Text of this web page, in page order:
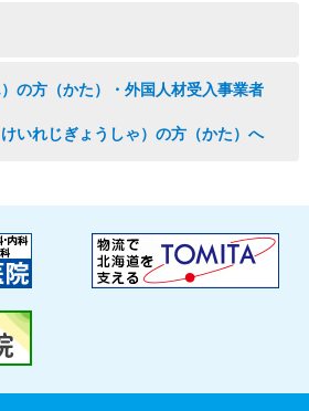
の方（かた）・外国人材受入事業者
けいれじぎょうしゃ）の方（かた）へ